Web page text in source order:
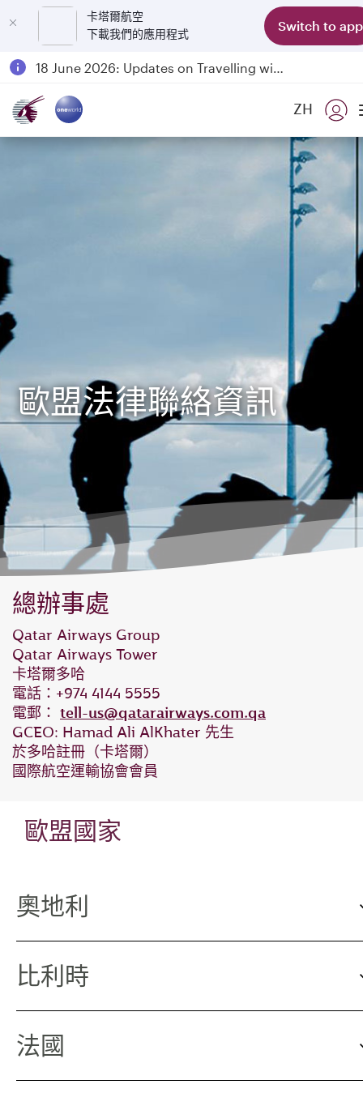
卡塔爾航空
下載我們的應用程式
Switch to app
Passengers flying between Doha and Auckland on QR914 and QR915
18 June 2026: Updates on Travelling with Power Banks
ZH
歐盟法律聯絡資訊
總辦事處
Qatar Airways Group
Qatar Airways Tower
卡塔爾多哈
電話：+974 4144 5555
電郵： tell-us@qatarairways.com.qa
GCEO: Hamad Ali AlKhater 先生
於多哈註冊（卡塔爾）
國際航空運輸協會會員
歐盟國家
奧地利
比利時
法國